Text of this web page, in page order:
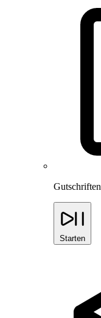
Gutschriften
Starten